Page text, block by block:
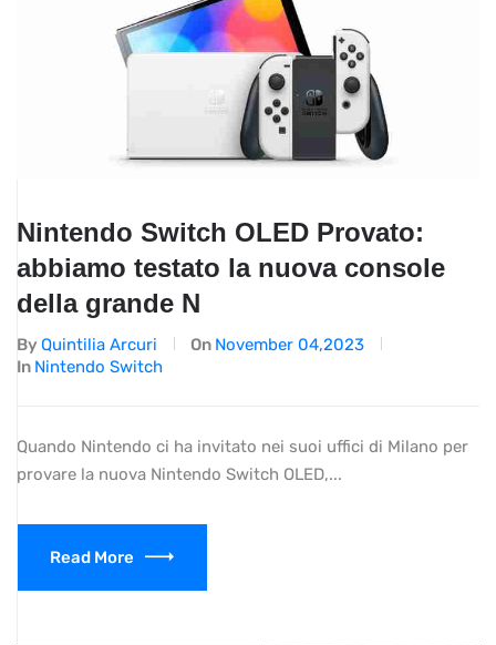
Nintendo Switch OLED Provato:
abbiamo testato la nuova console
della grande N
By Quintilia Arcuri On November 04,2023
In Nintendo Switch
Quando Nintendo ci ha invitato nei suoi uffici di Milano per
provare la nuova Nintendo Switch OLED,...
Read More